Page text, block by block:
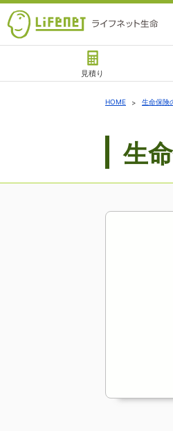
見積り
チャットサポート
HOME 生命保険
生